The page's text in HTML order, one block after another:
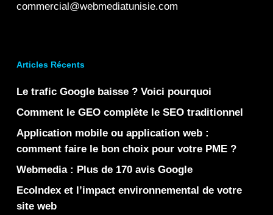
commercial@webmediatunisie.com
Articles Récents
Le trafic Google baisse ? Voici pourquoi
Comment le GEO complète le SEO traditionnel
Application mobile ou application web :
comment faire le bon choix pour votre PME ?
Webmedia : Plus de 170 avis Google
EcoIndex et l’impact environnemental de votre
site web